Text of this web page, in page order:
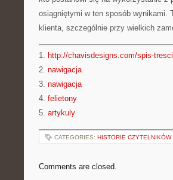
osiągniętymi w ten sposób wynikami.
klienta, szczególnie przy wielkich
1. http://chavisdesigns.com/spis-tresci
2. nawigacja
3. nawigacja
4. felietony
5. artykuly
CATEGORIES: HISTORIE CZYTELNIKÓW
Comments are closed.